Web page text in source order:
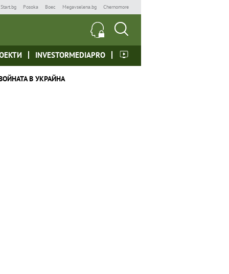
Start.bg Posoka Boec Megavselena.bg Chernomore
INVESTORMEDIAPRO
В УКРАЙНА